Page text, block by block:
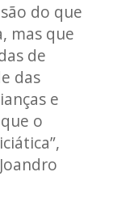
do que
mas que
de
das
e
o